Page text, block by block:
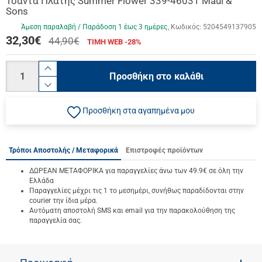
Sons
Άμεση παραλαβή / Παράδoση 1 έως 3 ημέρες Κωδικός: 5204549137905
32,30€ 44,90€ ΤΙΜΗ WEB -28%
product.increase.quantity
product.decrease.quantity
Προσθήκη στο καλάθι
Προσθήκη στα αγαπημένα μου
Τρόποι Αποστολής / Μεταφορικά Επιστροφές προϊόντων
ΔΩΡΕΑΝ ΜΕΤΑΦΟΡΙΚΑ για παραγγελίες άνω των 49.9€ σε όλη την
Ελλάδα
Παραγγελίες μέχρι τις 1 το μεσημέρι, συνήθως παραδίδονται στην
courier την ίδια μέρα.
Αυτόματη αποστολή SMS και email για την παρακολούθηση της
παραγγελία σας.